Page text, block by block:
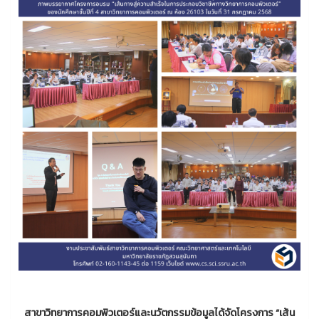
สาขาวิทยาการคอมพิวเตอร์และนวัตกรรมข้อมูลได้จัดโครงการ “เส้น